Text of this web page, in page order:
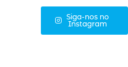
Siga-nos no
Instagram